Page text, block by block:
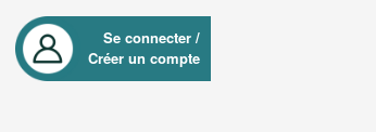
Se connecter /
Créer un compte